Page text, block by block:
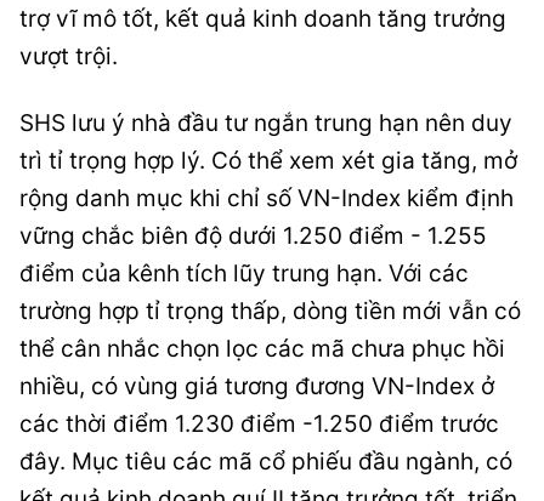
trợ vĩ mô tốt, kết quả kinh doanh tăng trưởng
vượt trội.
SHS lưu ý nhà đầu tư ngắn trung hạn nên duy
trì tỉ trọng hợp lý. Có thể xem xét gia tăng, mở
rộng danh mục khi chỉ số VN-Index kiểm định
vững chắc biên độ dưới 1.250 điểm - 1.255
điểm của kênh tích lũy trung hạn. Với các
trường hợp tỉ trọng thấp, dòng tiền mới vẫn có
thể cân nhắc chọn lọc các mã chưa phục hồi
nhiều, có vùng giá tương đương VN-Index ở
các thời điểm 1.230 điểm -1.250 điểm trước
đây. Mục tiêu các mã cổ phiếu đầu ngành, có